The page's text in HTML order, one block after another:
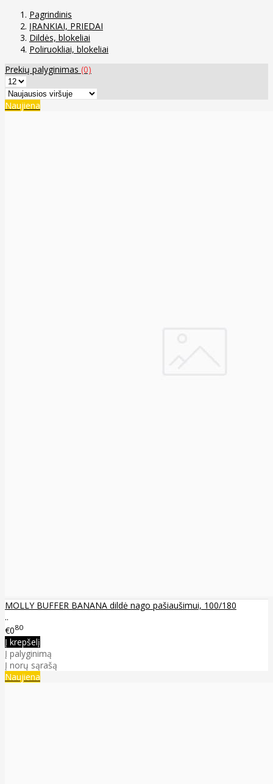
Pagrindinis
ĮRANKIAI, PRIEDAI
Dildės, blokeliai
Poliruokliai, blokeliai
Prekių palyginimas (0)
Naujiena
MOLLY BUFFER BANANA dildė nago pašiaušimui, 100/180
..
€080
Į krepšelį
Į palyginimą
Į norų sąrašą
Naujiena